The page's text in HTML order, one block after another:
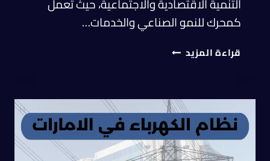
التنمية الاقتصادية والاجتماعية، حيث تعمل
كمحرك للنمو الصناعي والخدمات…
قراءة المزيد